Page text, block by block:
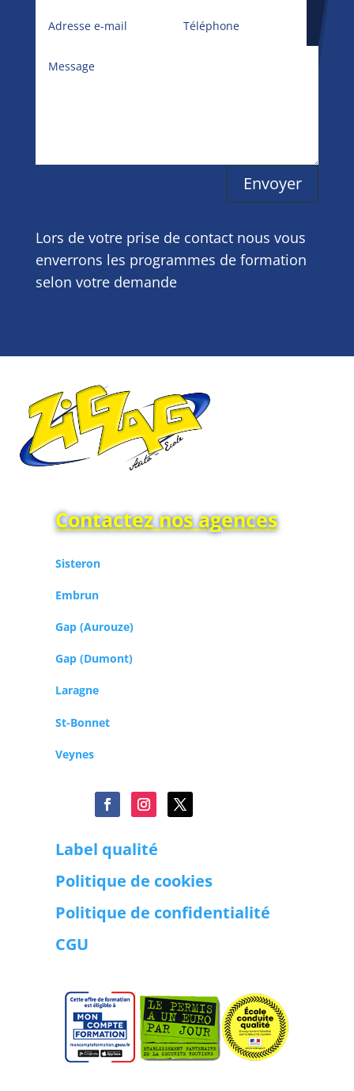
Envoyer
Lors de votre prise de contact nous vous
enverrons les programmes de formation
selon votre demande
Contactez nos agences
Sisteron
Embrun
Gap (Aurouze)
Gap (Dumont)
Laragne
St-Bonnet
Veynes
Label qualité
Politique de cookies
Politique de confidentialité
CGU